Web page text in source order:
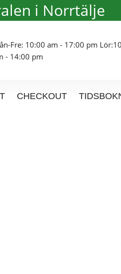
i Norrtälje
Fre: 10:00 am - 17:00 pm
- 14:00 pm
CHECKOUT